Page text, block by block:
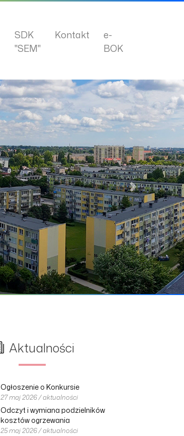
SDK
"SEM"
Kontakt
e-
BOK
Następny
Aktualności
Ogłoszenie o Konkursie
27 maj 2026 / aktualności
Odczyt i wymiana podzielników
kosztów ogrzewania
25 maj 2026 / aktualności